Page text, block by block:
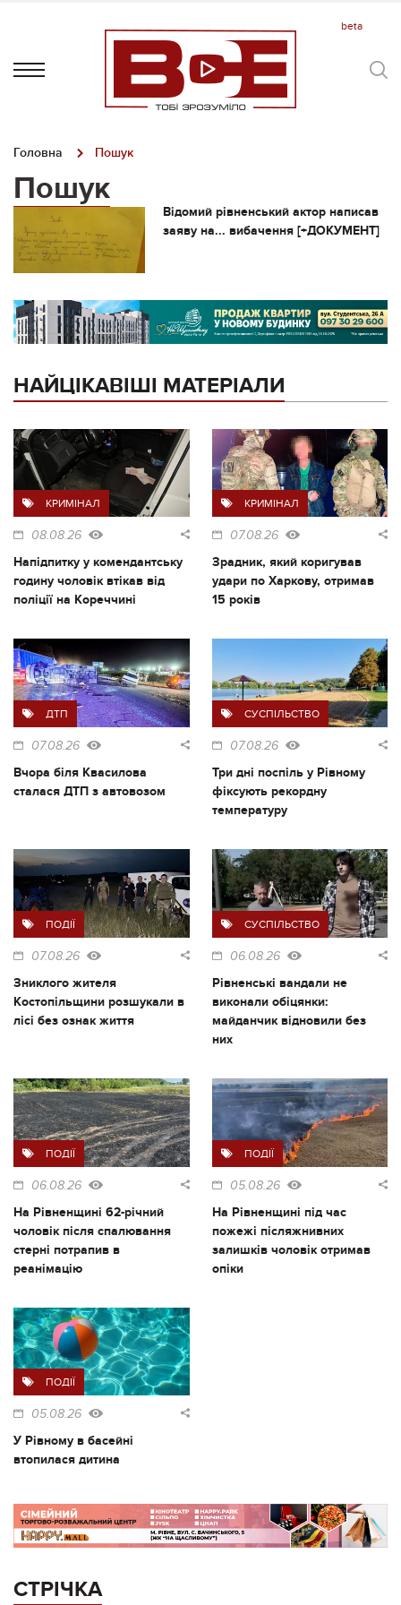
Головна Пошук
Пошук
Відомий рівненський актор написав
заяву на... вибачення [+ДОКУМЕНТ]
НАЙЦІКАВІШІ МАТЕРІАЛИ
КРИМІНАЛ
08.08.26
Напідпитку у комендантську
годину чоловік втікав від
поліції на Кореччині
КРИМІНАЛ
07.08.26
Зрадник, який коригував
удари по Харкову, отримав
15 років
ДТП
07.08.26
Вчора біля Квасилова
сталася ДТП з автовозом
СУСПІЛЬСТВО
07.08.26
Три дні поспіль у Рівному
фіксують рекордну
температуру
ПОДІЇ
07.08.26
Зниклого жителя
Костопільщини розшукали в
лісі без ознак життя
СУСПІЛЬСТВО
06.08.26
Рівненські вандали не
виконали обіцянки:
майданчик відновили без
них
ПОДІЇ
06.08.26
На Рівненщині 62-річний
чоловік після спалювання
стерні потрапив в
реанімацію
ПОДІЇ
05.08.26
На Рівненщині під час
пожежі післяжнивних
залишків чоловік отримав
опіки
ПОДІЇ
05.08.26
У Рівному в басейні
втопилася дитина
СТРІЧКА